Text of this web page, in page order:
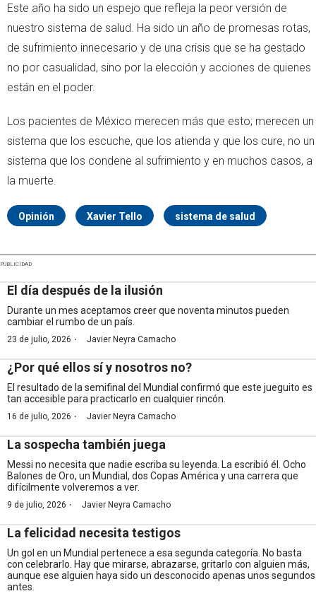
Este año ha sido un espejo que refleja la peor versión de
nuestro sistema de salud. Ha sido un año de promesas rotas,
de sufrimiento innecesario y de una crisis que se ha gestado
no por casualidad, sino por la elección y acciones de quienes
están en el poder.
Los pacientes de México merecen más que esto; merecen un
sistema que los escuche, que los atienda y que los cure, no un
sistema que los condene al sufrimiento y en muchos casos, a
la muerte.
Opinión Xavier Tello sistema de salud
PUBLICIDAD
El día después de la ilusión
Durante un mes aceptamos creer que noventa minutos pueden
cambiar el rumbo de un país.
23 de julio, 2026 · Javier Neyra Camacho
¿Por qué ellos sí y nosotros no?
El resultado de la semifinal del Mundial confirmó que este jueguito es
tan accesible para practicarlo en cualquier rincón.
16 de julio, 2026 · Javier Neyra Camacho
La sospecha también juega
Messi no necesita que nadie escriba su leyenda. La escribió él. Ocho
Balones de Oro, un Mundial, dos Copas América y una carrera que
difícilmente volveremos a ver.
9 de julio, 2026 · Javier Neyra Camacho
La felicidad necesita testigos
Un gol en un Mundial pertenece a esa segunda categoría. No basta
con celebrarlo. Hay que mirarse, abrazarse, gritarlo con alguien más,
aunque ese alguien haya sido un desconocido apenas unos segundos
antes.